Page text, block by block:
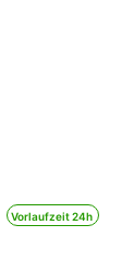
Vorlaufzeit 24h